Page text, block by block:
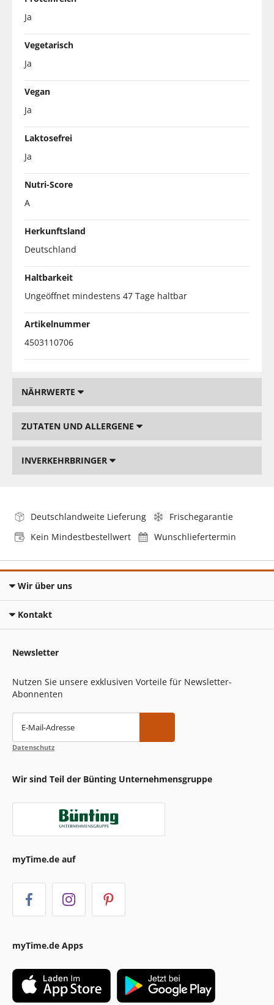
Ja
Vegetarisch
Ja
Vegan
Ja
Laktosefrei
Ja
Nutri-Score
A
Herkunftsland
Deutschland
Haltbarkeit
Ungeöffnet mindestens 47 Tage haltbar
Artikelnummer
4503110706
NÄHRWERTE
ZUTATEN UND ALLERGENE
INVERKEHRBRINGER
Deutschlandweite Lieferung
Frischegarantie
Kein Mindestbestellwert
Wunschliefertermin
Wir über uns
Kontakt
Newsletter
Nutzen Sie unsere exklusiven Vorteile für Newsletter-
Abonnenten
E-Mail-Adresse
Datenschutz
Wir sind Teil der Bünting Unternehmensgruppe
myTime.de auf
myTime.de Apps